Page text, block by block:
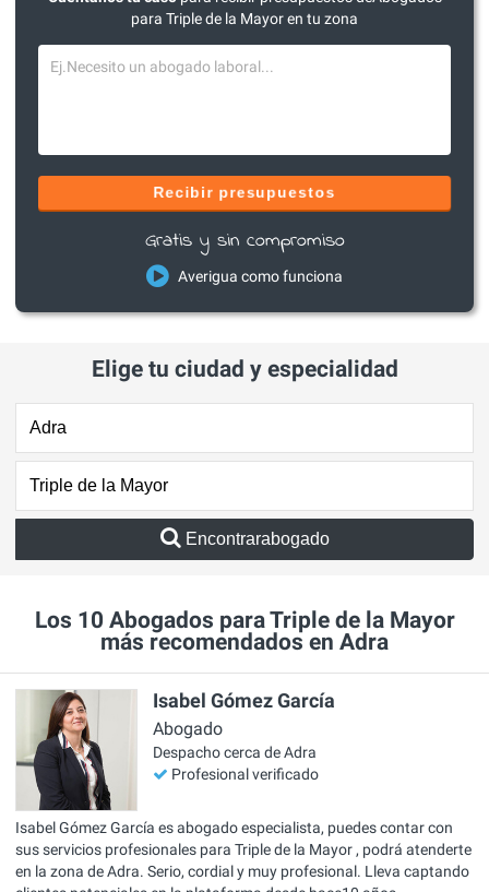
para Triple de la Mayor en tu zona
Recibir presupuestos
Gratis y sin compromiso
Averigua como funciona
Elige tu ciudad y especialidad
Encontrarabogado
Los 10 Abogados para Triple de la Mayor
más recomendados en Adra
Isabel Gómez García
Abogado
Despacho cerca de Adra
Profesional verificado
Isabel Gómez García es abogado especialista, puedes contar con
sus servicios profesionales para Triple de la Mayor , podrá atenderte
en la zona de Adra. Serio, cordial y muy profesional. Lleva captando